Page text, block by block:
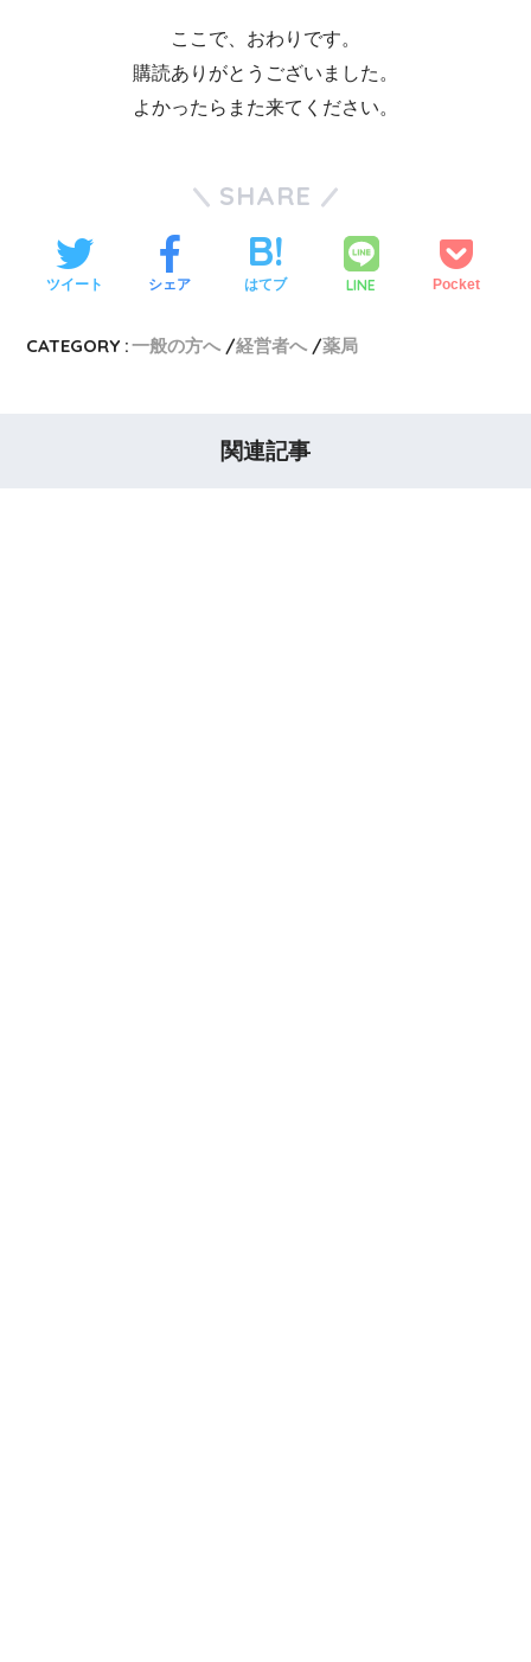
ここで、おわりです。
購読ありがとうございました。
よかったらまた来てください。
SHARE
ツイート シェア はてブ LINE Pocket
CATEGORY :一般の方へ 経営者へ 薬局
関連記事